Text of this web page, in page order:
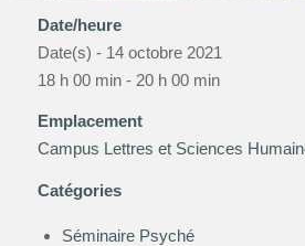
Date/heure
Date(s) - 14 octobre 2021
18 h 00 min - 20 h 00 min
Emplacement
Campus Lettres et Sciences
Catégories
Séminaire Psyché